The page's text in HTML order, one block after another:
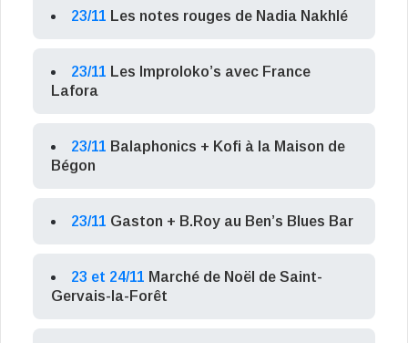
23/11 Les notes rouges de Nadia Nakhlé
23/11 Les Improloko’s avec France
Lafora
23/11 Balaphonics + Kofi à la Maison de
Bégon
23/11 Gaston + B.Roy au Ben’s Blues Bar
23 et 24/11 Marché de Noël de Saint-
Gervais-la-Forêt